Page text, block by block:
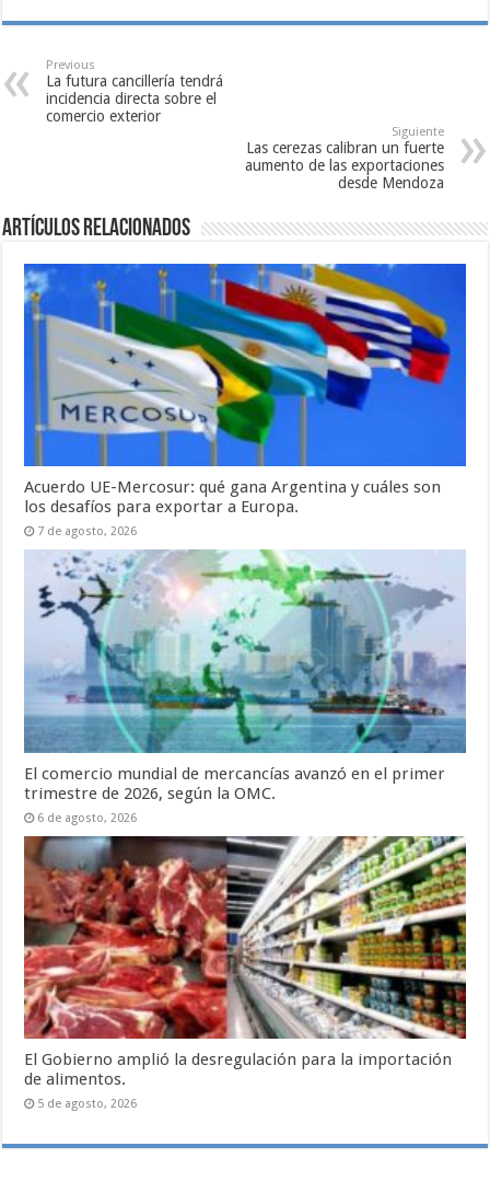
Previous
La futura cancillería tendrá
incidencia directa sobre el
comercio exterior
Siguiente
Las cerezas calibran un fuerte
aumento de las exportaciones
desde Mendoza
Artículos relacionados
Acuerdo UE-Mercosur: qué gana Argentina y cuáles son
los desafíos para exportar a Europa.
7 de agosto, 2026
El comercio mundial de mercancías avanzó en el primer
trimestre de 2026, según la OMC.
6 de agosto, 2026
El Gobierno amplió la desregulación para la importación
de alimentos.
5 de agosto, 2026